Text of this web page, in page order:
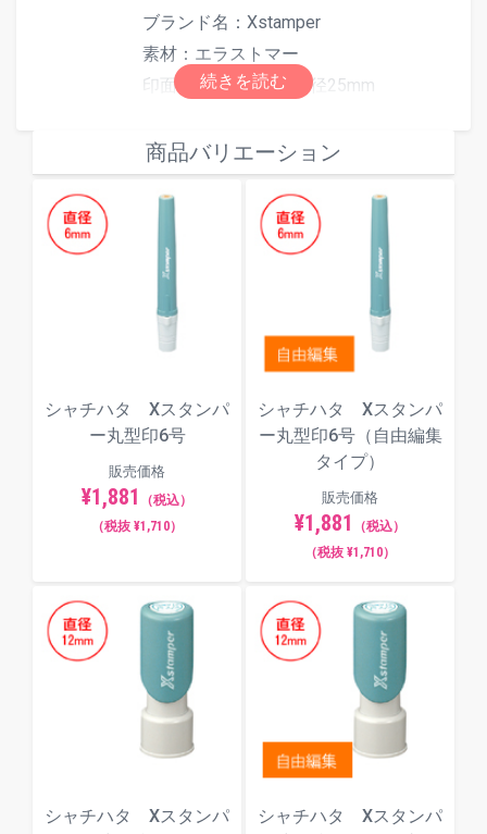
ブランド名：Xstamper
素材：エラストマー
印面寸法（mm）：直径25mm
成出来ます。
インキ色：全6色（赤／黒／藍色／緑／
朱色／紫からお選びください）
補充インキは
角型印、丸型印、一行
印、キャップレス９用補充インキ
使用ください。
印面サンプル
一般的なものから個性的なものまで、全8種類のフォ
ント（書体）からお選びいただけます。
てん書体
角ゴシック体
商品バリエーション
シャチハタ Xスタンパ
ー丸型印6号
販売価格
¥1,881
（税込）
（税抜 ¥1,710）
シャチハタ Xスタンパ
ー丸型印6号（自由編集
タイプ）
販売価格
¥1,881
（税込）
（税抜 ¥1,710）
シャチハタ Xスタンパ
シャチハタ Xスタンパ